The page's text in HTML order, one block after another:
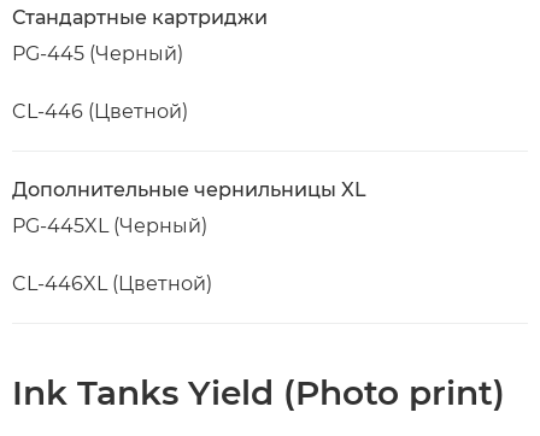
Стандартные картриджи
PG-445 (Черный)
CL-446 (Цветной)
Дополнительные чернильницы XL
PG-445XL (Черный)
CL-446XL (Цветной)
Ink Tanks Yield (Photo print)